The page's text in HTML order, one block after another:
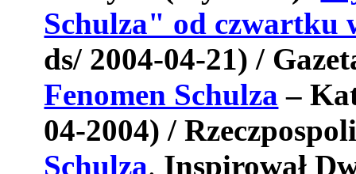
Schulza" od czwartku
ds/ 2004-04-21) /
Fenomen Schulza –
04-2004) /
Schulza. Inspirował